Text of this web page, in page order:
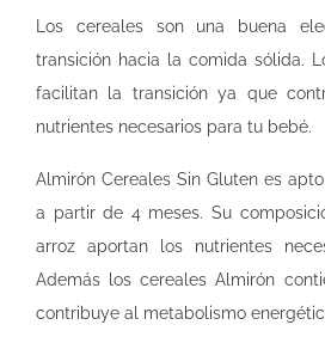
Los cereales son una buena
transición hacia la comida sólida.
facilitan la transición ya que
nutrientes necesarios para tu bebé.
Almirón Cereales Sin Gluten es
a partir de 4 meses. Su
arroz aportan los nutrientes
Además los cereales Almirón
contribuye al metabolismo